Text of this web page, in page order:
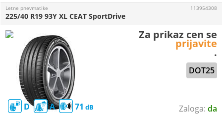
da
Letne pnevmatike
D A 71
DOT25
225/40 R19 93Y XL CEAT SportDrive
113954308
Za prikaz cen se
prijavite
.